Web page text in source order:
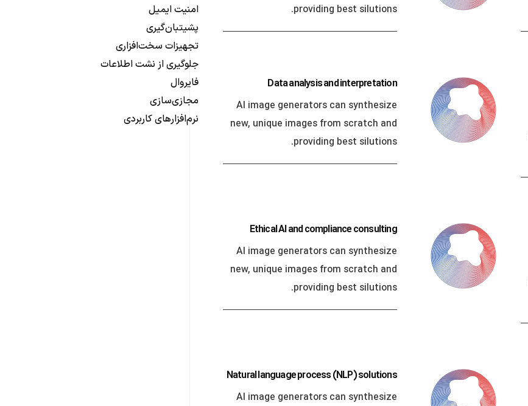
providing best silutions.
Data analysis and interpretation
AI image generators can synthesize
new, unique images from scratch and
providing best silutions.
Ethical AI and compliance consulting
AI image generators can synthesize
new, unique images from scratch and
providing best silutions.
Natural language process (NLP) solutions
AI image generators can synthesize
امنیت ایمیل
پشیتبان‌گیری
تجهیزات سخت‌افزاری
جلوگیری از نشت اطلاعات
فایروال
مجازی‌سازی
نرم‌افزارهای کاربردی